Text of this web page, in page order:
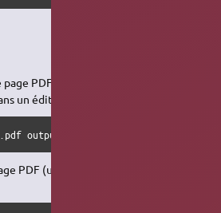
PDF (utile en particulier pour
un éditeur de texte) :
output mon-document.décomprimé.pdf
PDF (utile en particulier pour